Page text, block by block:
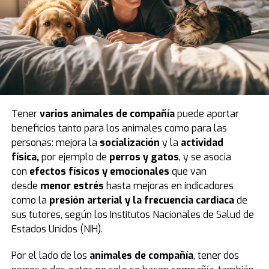
período que abarca edades entre 7 y 16 años.
Los investigadores crearon una base de datos que
integró encuestas retrospectivas sobre los hábitos
digitales de los participantes y los resultados de las
pruebas estandarizadas INVALSI enlengua italiana,
Uno de los puntos de partida del análisis fuedividir a
los alumnossegún el momento en que abrieron su
primera cuenta personal en redes sociales. De esa
manera, quedaron definidosdos grandes grupos
quienes lo hicieron en sexto, séptimo u octavo grado —
los llamadosusuarios tempranos— y quienes
esperaron hasta el noveno grado o más, coincidiendo
con la edad mínima legal para el acceso autónomo en
Tenervarios animales de compañíapuede aportar
beneficios tanto para los animales como para las
personas: mejora la socialización y la actividad
física,por ejemplo de perros y gatos, y se asocia
con efectos físicos y emocionales que van
desde menor estrés hasta mejoras en indicadores
como la presión arterial y la frecuencia cardíacade
sus tutores, según los Institutos Nacionales de Salud de
Estados Unidos (NIH).
Por el lado de los animales de compañía, tener dos